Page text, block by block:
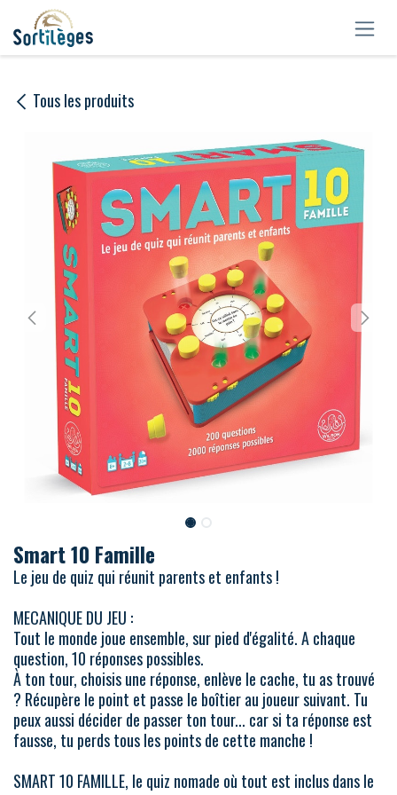
Se rendre au contenu
Tous les produits
Smart 10 Famille
Le jeu de quiz qui réunit parents et enfants !
MECANIQUE DU JEU :
Tout le monde joue ensemble, sur pied d'égalité. A chaque
question, 10 réponses possibles.
À ton tour, choisis une réponse, enlève le cache, tu as trouvé
? Récupère le point et passe le boîtier au joueur suivant. Tu
peux aussi décider de passer ton tour... car si ta réponse est
fausse, tu perds tous les points de cette manche !
SMART 10 FAMILLE, le quiz nomade où tout est inclus dans le